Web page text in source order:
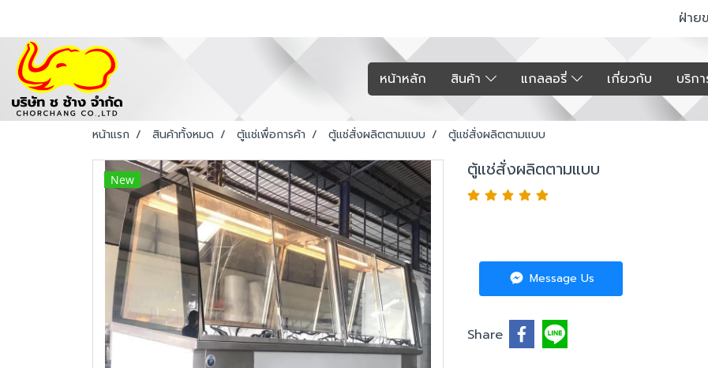
ฝ่าย
หน้าหลัก สินค้า แกลลอรี่ เกี่ยวกับ บริก
หน้าแรก สินค้าทั้งหมด ตู้แช่เพื่อการค้า ตู้แช่สั่งผลิตตามแบบ ตู้แช่สั่งผลิตตามแบบ
New ตู้แช่สั่งผลิตตามแบบ
Message Us
Share